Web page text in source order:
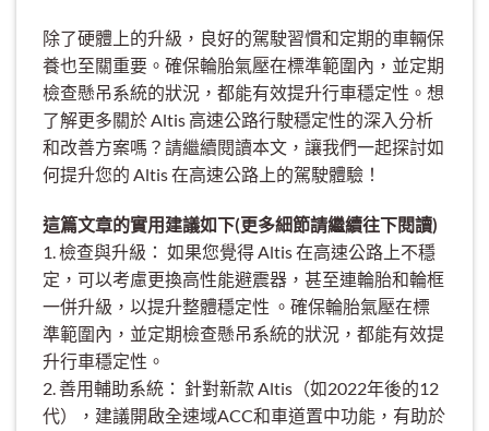
除了硬體上的升級，良好的駕駛習慣和定期的車輛保
養也至關重要。確保輪胎氣壓在標準範圍內，並定期
檢查懸吊系統的狀況，都能有效提升行車穩定性。想
了解更多關於 Altis 高速公路行駛穩定性的深入分析
和改善方案嗎？請繼續閱讀本文，讓我們一起探討如
何提升您的 Altis 在高速公路上的駕駛體驗！
這篇文章的實用建議如下(更多細節請繼續往下閱讀)
1. 檢查與升級： 如果您覺得 Altis 在高速公路上不穩
定，可以考慮更換高性能避震器，甚至連輪胎和輪框
一併升級，以提升整體穩定性 。確保輪胎氣壓在標
準範圍內，並定期檢查懸吊系統的狀況，都能有效提
升行車穩定性。
2. 善用輔助系統： 針對新款 Altis（如2022年後的12
代），建議開啟全速域ACC和車道置中功能，有助於